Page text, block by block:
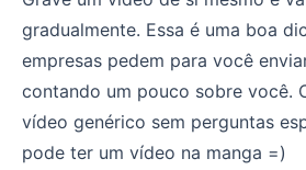
gradualmente. Essa é uma boa
empresas pedem para você
contando um pouco sobre você.
vídeo genérico sem perguntas
pode ter um vídeo na manga =)